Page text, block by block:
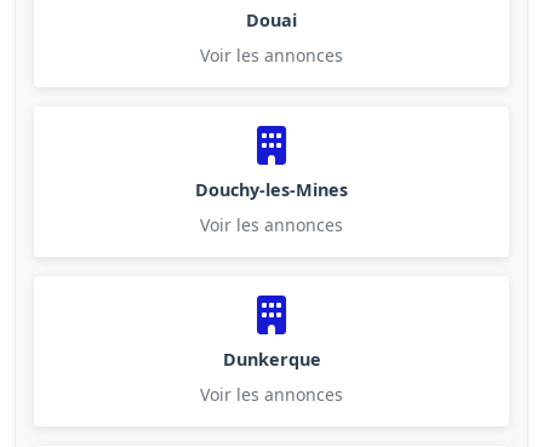
Douai
Voir les annonces
Douchy-les-Mines
Voir les annonces
Dunkerque
Voir les annonces